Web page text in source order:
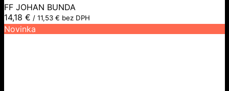
FF JOHAN BUNDA
14,18 € / 11,53 € bez DPH
Novinka